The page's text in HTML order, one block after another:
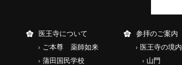
医王寺について
ご本尊 薬師如来
蒲田国民学校
参拝のご案内
医王寺の境内
山門